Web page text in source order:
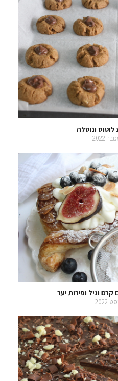
לוטוס ונוטלה
וניל ופירות יער